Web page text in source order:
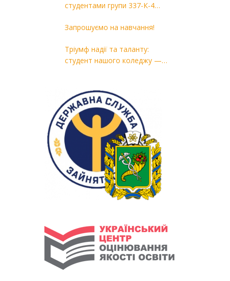
студентами групи 337-К-4
машинобудування» ОПП
машинобудуванні»
Запрошуємо на навчання!
Тріумф надії та таланту:
студент нашого коледжу —
— 2026»